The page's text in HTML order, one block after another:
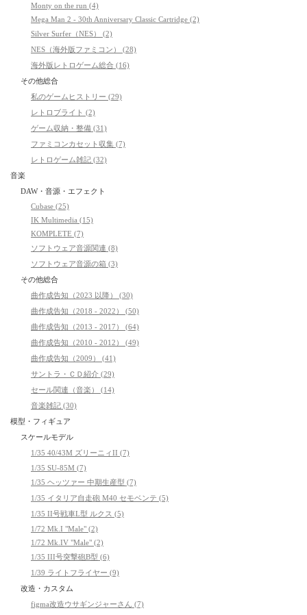
Monty on the run (4)
Mega Man 2 - 30th Anniversary Classic Cartridge (2)
Silver Surfer（NES） (2)
NES（海外版ファミコン） (28)
海外版レトロゲーム総合 (16)
その他総合
私のゲームヒストリー (29)
レトロブライト (2)
ゲーム収納・整備 (31)
ファミコンカセット収集 (7)
レトロゲーム雑記 (32)
音楽
DAW・音源・エフェクト
Cubase (25)
IK Multimedia (15)
KOMPLETE (7)
ソフトウェア音源関連 (8)
ソフトウェア音源の箱 (3)
その他総合
曲作成告知（2023 以降） (30)
曲作成告知（2018 - 2022） (50)
曲作成告知（2013 - 2017） (64)
曲作成告知（2010 - 2012） (49)
曲作成告知（2009） (41)
サントラ・ＣＤ紹介 (29)
セール関連（音楽） (14)
音楽雑記 (30)
模型・フィギュア
スケールモデル
1/35 40/43M ズリーニィII (7)
1/35 SU-85M (7)
1/35 ヘッツァー 中期生産型 (7)
1/35 イタリア自走砲 M40 セモベンテ (5)
1/35 II号戦車L型 ルクス (5)
1/72 Mk.I "Male" (2)
1/72 Mk.IV "Male" (2)
1/35 III号突撃砲B型 (6)
1/39 ライトフライヤー (9)
改造・カスタム
figma改造ウサギンジャーさん (7)